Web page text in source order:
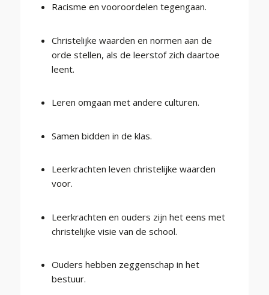
Racisme en vooroordelen tegengaan.
Christelijke waarden en normen aan de
orde stellen, als de leerstof zich daartoe
leent.
Leren omgaan met andere culturen.
Samen bidden in de klas.
Leerkrachten leven christelijke waarden
voor.
Leerkrachten en ouders zijn het eens met
christelijke visie van de school.
Ouders hebben zeggenschap in het
bestuur.